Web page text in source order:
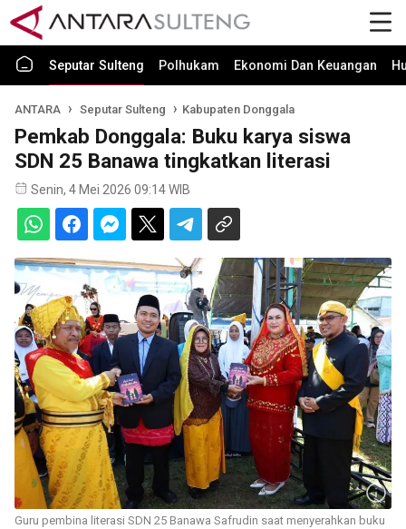
Seputar Sulteng Polhukam Ekonomi Dan Keuangan
ANTARA Seputar Sulteng Kabupaten Donggala
Pemkab Donggala: Buku karya siswa
SDN 25 Banawa tingkatkan literasi
Senin, 4 Mei 2026 09:14 WIB
Guru pembina literasi SDN 25 Banawa Safrudin saat menyerahkan buku